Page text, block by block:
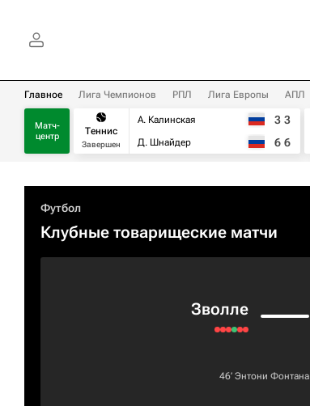
Главное Лига Чемпионов РПЛ Лига Европы АПЛ
Матч-
центр
Теннис
Завершен
А. Калинская
Д. Шнайдер
3 3
6 6
Футбол
Клубные товарищеские матчи
Зволле
46‎’‎ Энтони Фонтана